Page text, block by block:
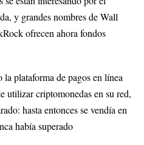
y grandes nombres de Wall
ofrecen ahora fondos
plataforma de pagos en línea
utilizar criptomonedas en su red,
hasta entonces se vendía en
había superado